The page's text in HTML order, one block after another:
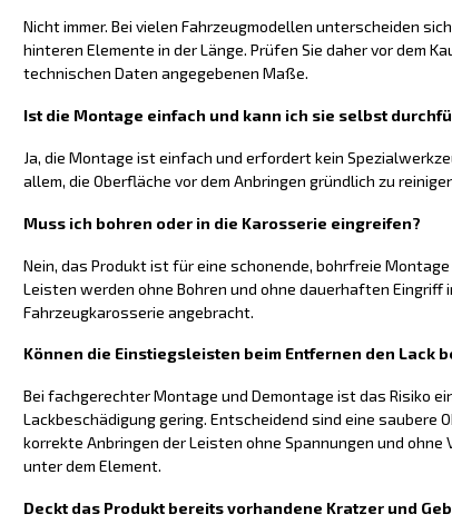
Nicht immer. Bei vielen Fahrzeugmodellen unterscheiden
hinteren Elemente in der Länge. Prüfen Sie daher vor dem
technischen Daten angegebenen Maße.
Ist die Montage einfach und kann ich sie selbst
Ja, die Montage ist einfach und erfordert kein
allem, die Oberfläche vor dem Anbringen gründlich zu
Muss ich bohren oder in die Karosserie eingreifen?
Nein, das Produkt ist für eine schonende, bohrfreie Montage
Leisten werden ohne Bohren und ohne dauerhaften Eingriff
Fahrzeugkarosserie angebracht.
Können die Einstiegsleisten beim Entfernen den Lack
Bei fachgerechter Montage und Demontage ist das Risiko
Lackbeschädigung gering. Entscheidend sind eine saubere
korrekte Anbringen der Leisten ohne Spannungen und ohne
unter dem Element.
Deckt das Produkt bereits vorhandene Kratzer und